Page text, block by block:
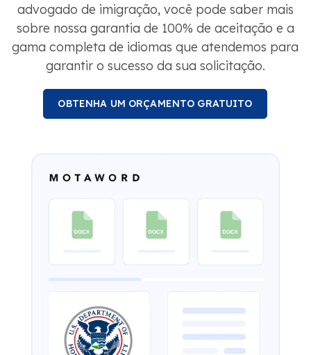
advogado de imigração, você pode saber mais
sobre nossa garantia de 100% de aceitação e a
gama completa de idiomas que atendemos para
garantir o sucesso da sua solicitação.
OBTENHA UM ORÇAMENTO GRATUITO